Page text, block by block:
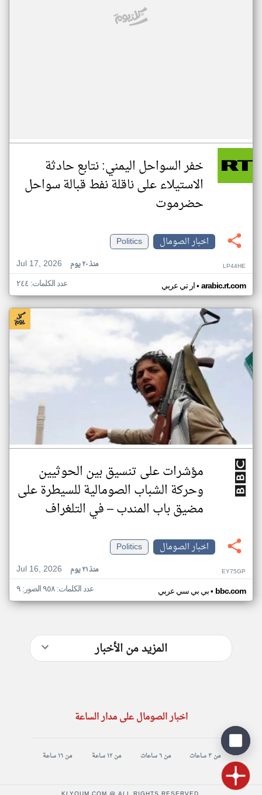
خفر السواحل اليمني: نتابع حادثة
الاستيلاء على ناقلة نفط قبالة سواحل
حضرموت
اخبار الصومال
Politics
Jul 17, 2026
منذ ٢٠ يوم LP44HE
ار تي عربي• arabic.rt.com عدد الكلمات: ٢٤٤
مؤشرات على تنسيق بين الحوثيين
وحركة الشباب الصومالية للسيطرة على
مضيق باب المندب – في التلغراف
اخبار الصومال
Politics
Jul 16, 2026
منذ ٢١ يوم EY75GP
بي بي سي عربي• bbc.com عدد الكلمات: ٩٥٨ الصور: ٩
المزيد من الأخبار
اخبار الصومال على مدار الساعة
من ٣ ساعات من ٦ ساعات من ١٢ ساعة من ١٦ ساعة